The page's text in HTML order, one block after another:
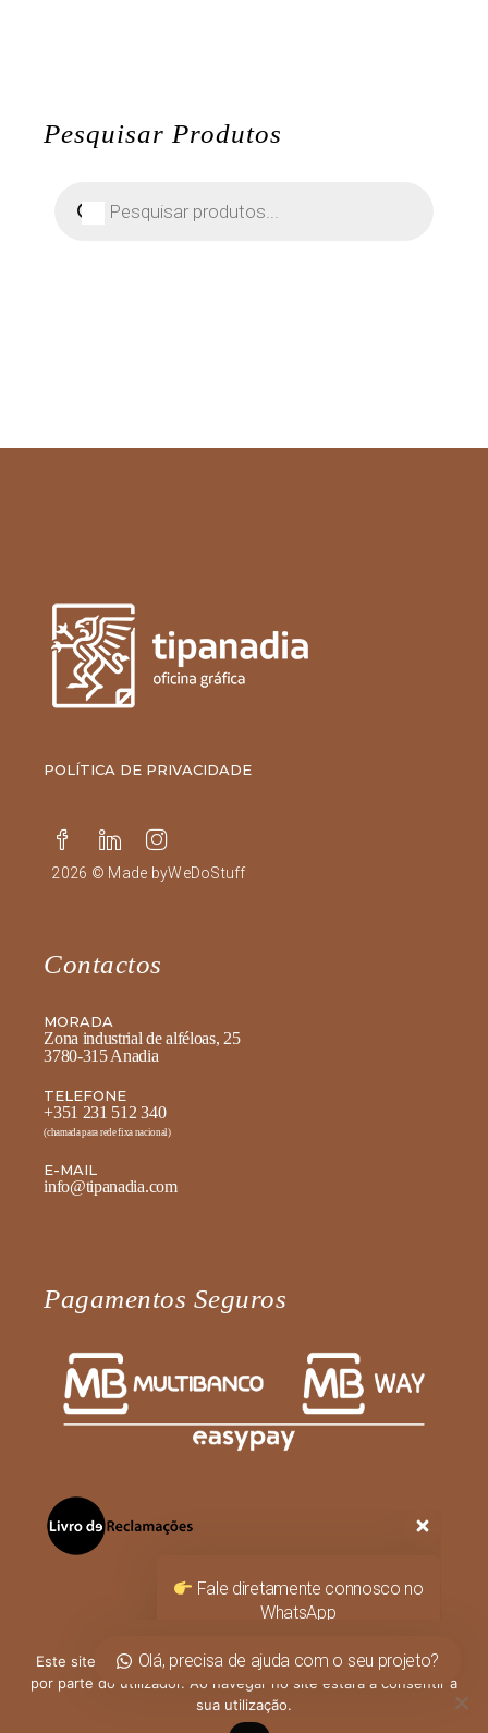
Pesquisar Produtos
produtos
POLÍTICA DE PRIVACIDADE
2026 © Made byWeDoStuff
Contactos
MORADA
Zona industrial de alféloas, 25
3780-315 Anadia
TELEFONE
+351 231 512 340
(chamada para rede fixa nacional)
E-MAIL
info@tipanadia.com
Pagamentos Seguros
Fale diretamente connosco no
WhatsApp
Olá, precisa de ajuda com o seu projeto?
Este site utiliza cookies para permitir uma melhor experiência
por parte do utilizador. Ao navegar no site estará a consentir a
sua utilização.